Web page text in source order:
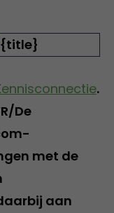
.
De
met de
aan